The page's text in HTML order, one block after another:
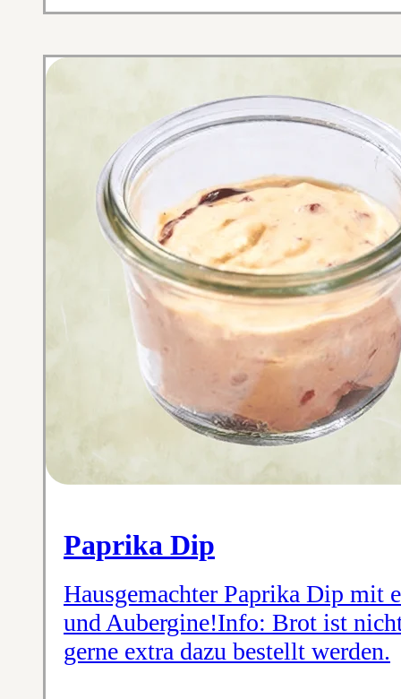
Paprika Dip
Hausgemachter Paprika Dip mit
und Aubergine!Info: Brot ist
gerne extra dazu bestellt werden.